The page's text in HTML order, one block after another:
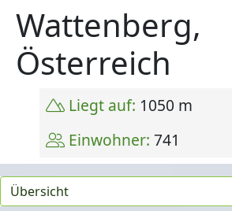
Wattenberg,
Österreich
Liegt auf: 1050 m
Einwohner: 741